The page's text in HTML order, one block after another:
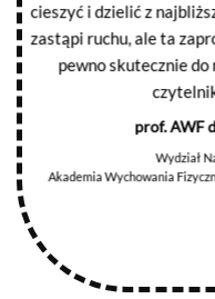
cieszyć i dzielić z
zastąpi ruchu, ale ta
pewno skutecznie do
prof. AWF
Wydział
Akademia Wychowania